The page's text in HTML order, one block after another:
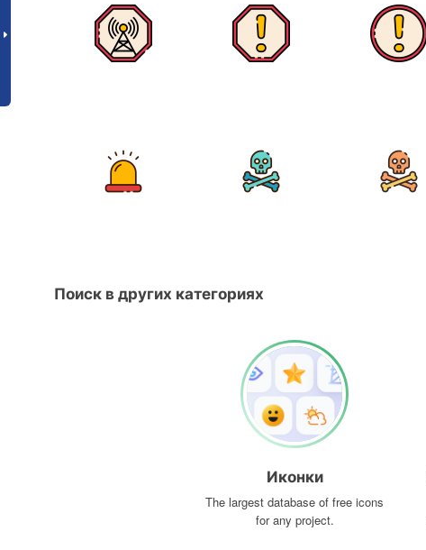
Поиск в других категориях
Иконки
The largest database of free icons
for any project.